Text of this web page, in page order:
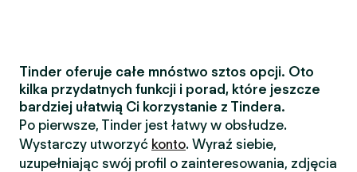
Tinder oferuje całe mnóstwo sztos opcji. Oto
kilka przydatnych funkcji i porad, które jeszcze
bardziej ułatwią Ci korzystanie z Tindera.
Po pierwsze, Tinder jest łatwy w obsłudze.
Wystarczy utworzyć konto. Wyraź siebie,
uzupełniając swój profil o zainteresowania, zdjęcia